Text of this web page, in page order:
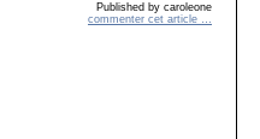
Published by caroleone
commenter cet article …